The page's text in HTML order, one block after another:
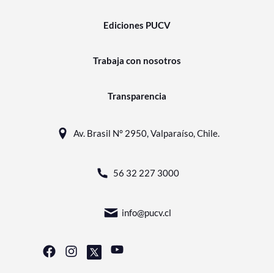
Ediciones PUCV
Trabaja con nosotros
Transparencia
Av. Brasil N° 2950, Valparaíso, Chile.
56 32 227 3000
info@pucv.cl